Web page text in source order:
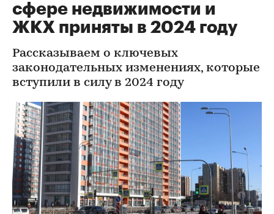
сфере недвижимости и
ЖКХ приняты в 2024 году
Рассказываем о ключевых
законодательных изменениях, которые
вступили в силу в 2024 году